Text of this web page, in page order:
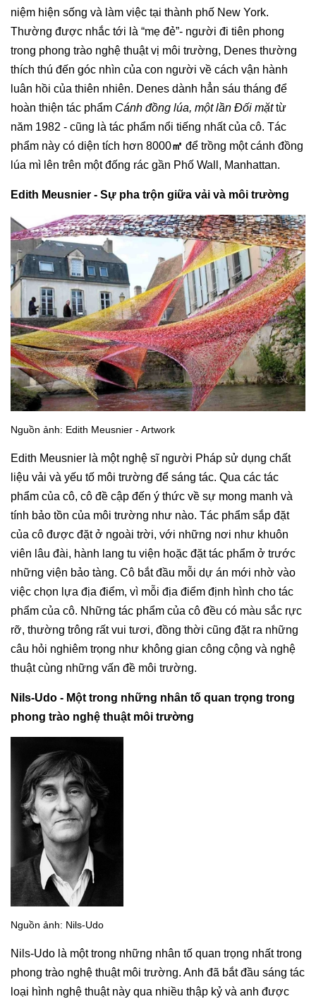
niệm hiện sống và làm việc tại thành phố New York.
Thường được nhắc tới là “mẹ đẻ”- người đi tiên phong
trong phong trào nghệ thuật vị môi trường, Denes thường
thích thú đến góc nhìn của con người về cách vận hành
luân hồi của thiên nhiên. Denes dành hẳn sáu tháng để
hoàn thiện tác phẩm Cánh đồng lúa, một lần Đối mặttừ
năm 1982 - cũng là tác phẩm nổi tiếng nhất của cô. Tác
phẩm này có diện tích hơn 8000㎡ để trồng một cánh đồng
lúa mì lên trên một đống rác gần Phố Wall, Manhattan.
Edith Meusnier - Sự pha trộn giữa vải và môi trường
Nguồn ảnh: Edith Meusnier - Artwork
Edith Meusnier là một nghệ sĩ người Pháp sử dụng chất
liệu vải và yếu tố môi trường để sáng tác. Qua các tác
phẩm của cô, cô đề cập đến ý thức về sự mong manh và
tính bảo tồn của môi trường như nào. Tác phẩm sắp đặt
của cô được đặt ở ngoài trời, với những nơi như khuôn
viên lâu đài, hành lang tu viện hoặc đặt tác phẩm ở trước
những viện bảo tàng. Cô bắt đầu mỗi dự án mới nhờ vào
việc chọn lựa địa điểm, vì mỗi địa điểm định hình cho tác
phẩm của cô. Những tác phẩm của cô đều có màu sắc rực
rỡ, thường trông rất vui tươi, đồng thời cũng đặt ra những
câu hỏi nghiêm trọng như không gian công cộng và nghệ
thuật cùng những vấn đề môi trường.
Nils-Udo - Một trong những nhân tố quan trọng trong
phong trào nghệ thuật môi trường
Nguồn ảnh: Nils-Udo
Nils-Udo là một trong những nhân tố quan trọng nhất trong
phong trào nghệ thuật môi trường. Anh đã bắt đầu sáng tác
loại hình nghệ thuật này qua nhiều thập kỷ và anh được